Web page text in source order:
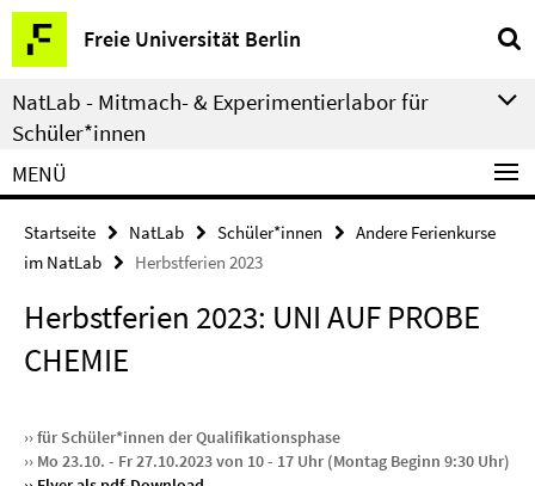
Springe
direkt
zu
Inhalt
Freie Universität Berlin
Service-
Navigation
NatLab - Mitmach- & Experimentierlabor für
Schüler*innen
MENÜ
Startseite NatLab Schüler*innen
Andere Ferienkurse
im NatLab
Herbstferien 2023
Herbstferien 2023: UNI AUF PROBE
CHEMIE
›› für Schüler*innen der Qualifikationsphase
›› Mo 23.10. - Fr 27.10.2023 von 10 - 17 Uhr (Montag Beginn 9:30 Uhr)